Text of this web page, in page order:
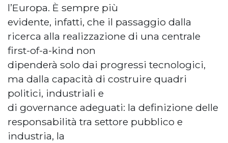
l’Europa. È sempre più
evidente, infatti, che il passaggio dalla
ricerca alla realizzazione di una centrale
first-of-a-kind non
dipenderà solo dai progressi tecnologici,
ma dalla capacità di costruire quadri
politici, industriali e
di governance adeguati: la definizione delle
responsabilità tra settore pubblico e
industria, la